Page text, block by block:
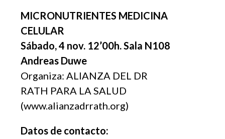
MICRONUTRIENTES MEDICINA
CELULAR
Sábado, 4 nov. 12’00h. Sala N108
Andreas Duwe
Organiza: ALIANZA DEL DR
RATH PARA LA SALUD
(www.alianzadrrath.org)
Datos de contacto: